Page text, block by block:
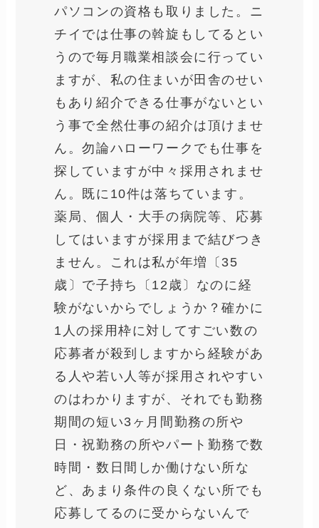
パソコンの資格も取りました。ニ
チイでは仕事の斡旋もしてるとい
うので毎月職業相談会に行ってい
ますが、私の住まいが田舎のせい
もあり紹介できる仕事がないとい
う事で全然仕事の紹介は頂けませ
ん。勿論ハローワークでも仕事を
探していますが中々採用されませ
ん。既に10件は落ちています。
薬局、個人・大手の病院等、応募
してはいますが採用まで結びつき
ません。これは私が年増〔35
歳〕で子持ち〔12歳〕なのに経
験がないからでしょうか？確かに
1人の採用枠に対してすごい数の
応募者が殺到しますから経験があ
る人や若い人等が採用されやすい
のはわかりますが、それでも勤務
期間の短い3ヶ月間勤務の所や
日・祝勤務の所やパート勤務で数
時間・数日間しか働けない所な
ど、あまり条件の良くない所でも
応募してるのに受からないんで